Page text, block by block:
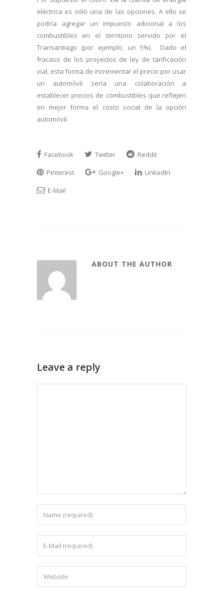
eléctrica es sólo una de las opciones. A ello se
podría agregar un impuesto adicional a los
combustibles en el territorio servido por el
Transantiago (por ejemplo, un 5%). Dado el
fracaso de los proyectos de ley de tarificación
vial, esta forma de incrementar el precio por usar
un automóvil sería una colaboración a
establecer precios de combustibles que reflejen
en mejor forma el costo social de la opción
automóvil.
Facebook Twitter
Reddit
Pinterest
Google+
LinkedIn
E-Mail
ABOUT THE AUTHOR
Leave a reply